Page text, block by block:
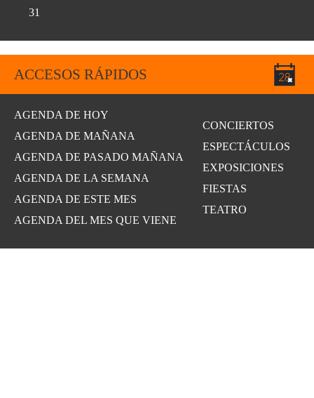
31
ACCESOS RÁPIDOS
AGENDA DE HOY
AGENDA DE MAÑANA
AGENDA DE PASADO MAÑANA
AGENDA DE LA SEMANA
AGENDA DE ESTE MES
AGENDA DEL MES QUE VIENE
CONCIERTOS
ESPECTÁCULOS
EXPOSICIONES
FIESTAS
TEATRO